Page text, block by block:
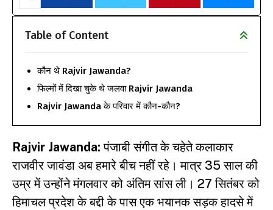
Table of Content
कौन थे Rajvir Jawanda?
फिल्मों में दिखा चुके थे जलवा Rajvir Jawanda
Rajvir Jawanda के परिवार में कौन-कौन?
Rajvir Jawanda: पंजाबी संगीत के चहेते कलाकार
राजवीर जावंडा अब हमारे बीच नहीं रहे। मात्र 35 साल की
उम्र में उन्होंने मंगलवार को अंतिम सांस ली। 27 सितंबर को
हिमाचल प्रदेश के बद्दी के पास एक भयानक सड़क हादसे में